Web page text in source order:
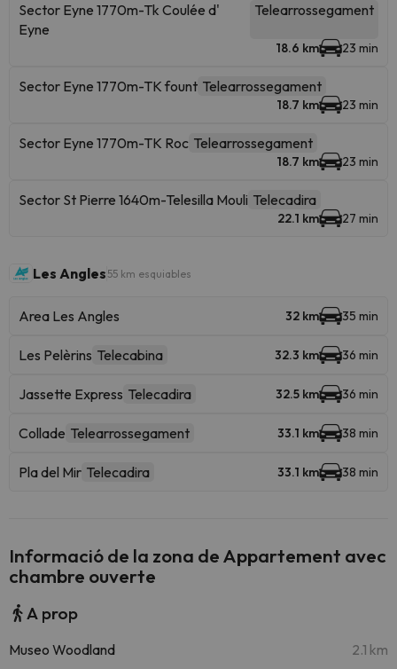
Sector Eyne 1770m-Tk Coulée d'
Eyne
Telearrossegament
18.6 km 23 min
Sector Eyne 1770m-TK fount Telearrossegament
18.7 km 23 min
Sector Eyne 1770m-TK Roc Telearrossegament
18.7 km 23 min
Sector St Pierre 1640m-Telesilla Mouli Telecadira
22.1 km 27 min
Les Angles 55 km esquiables
Area Les Angles 32 km 35 min
Les Pelèrins Telecabina 32.3 km 36 min
Jassette Express Telecadira 32.5 km 36 min
Collade Telearrossegament 33.1 km 38 min
Pla del Mir Telecadira 33.1 km 38 min
Informació de la zona de Appartement avec
chambre ouverte
A prop
Museo Woodland 2.1 km